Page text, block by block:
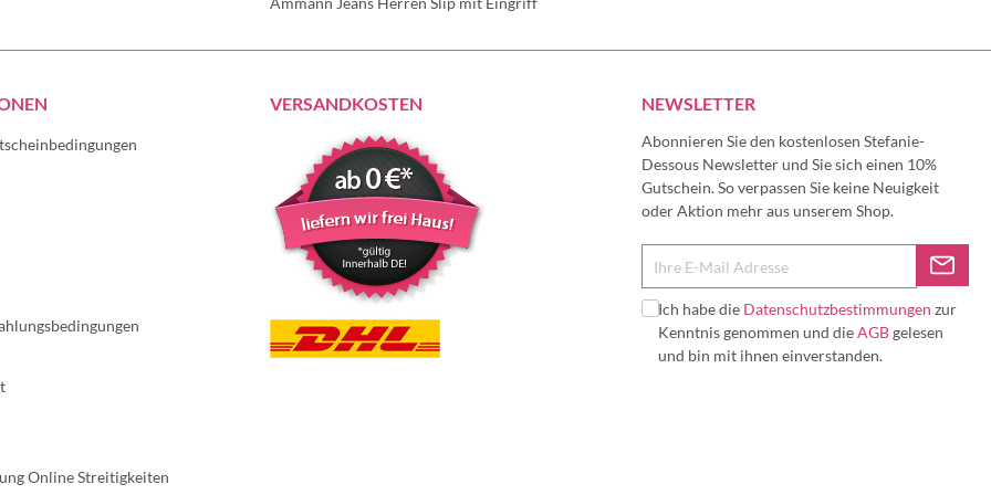
Online Streitigkeiten
VERSANDKOSTEN NEWSLETTER
Abonnieren Sie den kostenlosen Stefanie-
Dessous Newsletter und Sie sich einen 10%
Gutschein. So verpassen Sie keine Neuigkeit
oder Aktion mehr aus unserem Shop.
Ich habe die Datenschutzbestimmungen zur
Kenntnis genommen und dieAGBgelesen
und bin mit ihnen einverstanden.